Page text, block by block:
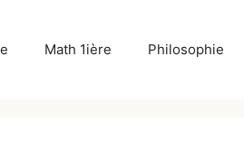
Math 1ière Philosophie